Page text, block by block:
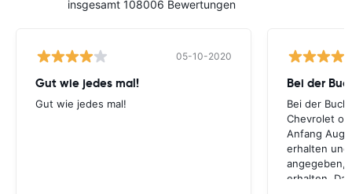
insgesamt 108006 Bewertungen
05-10-2020
Gut wie jedes mal!
Gut wie jedes mal!
Bei der
Bei der
Chevrolet
Anfang
erhalten
angegeben,
erhalten.